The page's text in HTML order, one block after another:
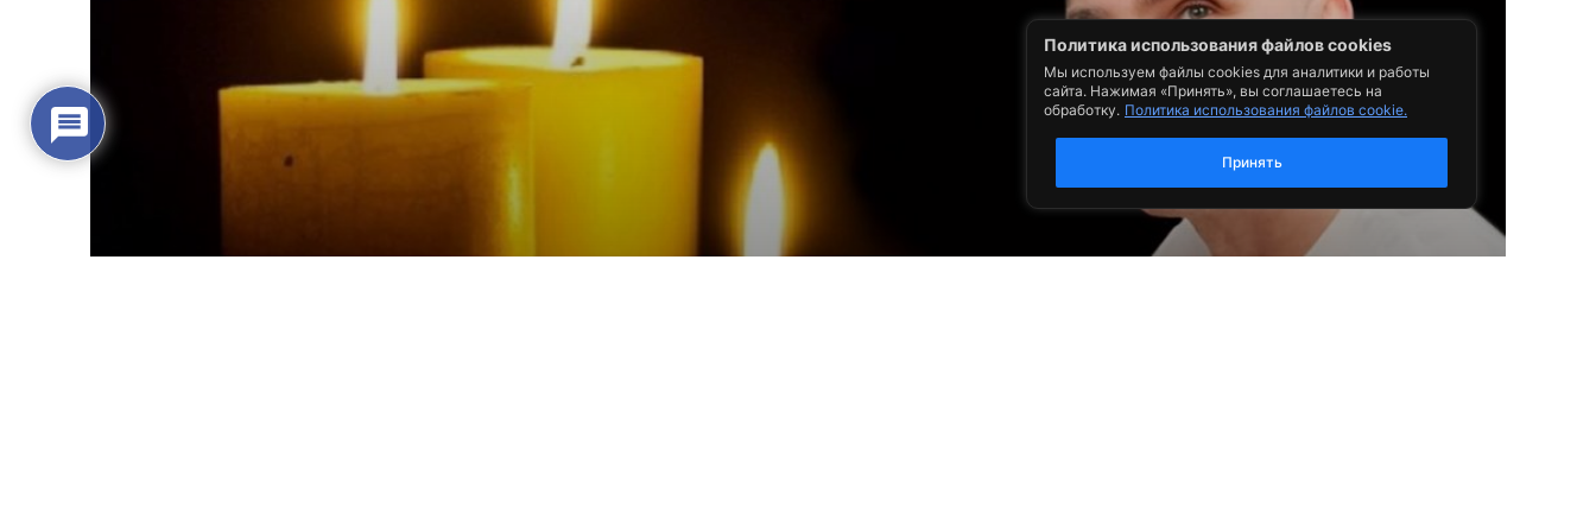
Политика использования файлов cookies
Мы используем файлы cookies для аналитики и работы
сайта. Нажимая «Принять», вы соглашаетесь на
обработку. Политика использования файлов cookie.
Принять